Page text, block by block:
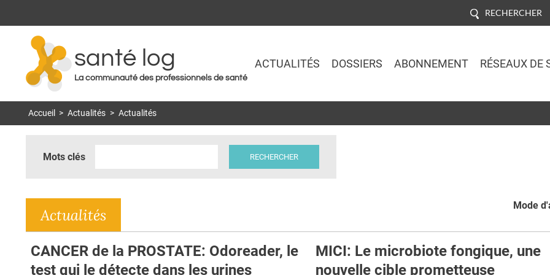
RECHERCHER
santé log
La communauté des professionnels de santé
ACTUALITÉS DOSSIERS ABONNEMENT RÉSEAUX DE
Accueil > Actualités > Actualités
Mots clés
Mode
Actualités
CANCER de la PROSTATE: Odoreader, le
test qui le détecte dans les urines
MICI: Le microbiote fongique, une
nouvelle cible prometteuse